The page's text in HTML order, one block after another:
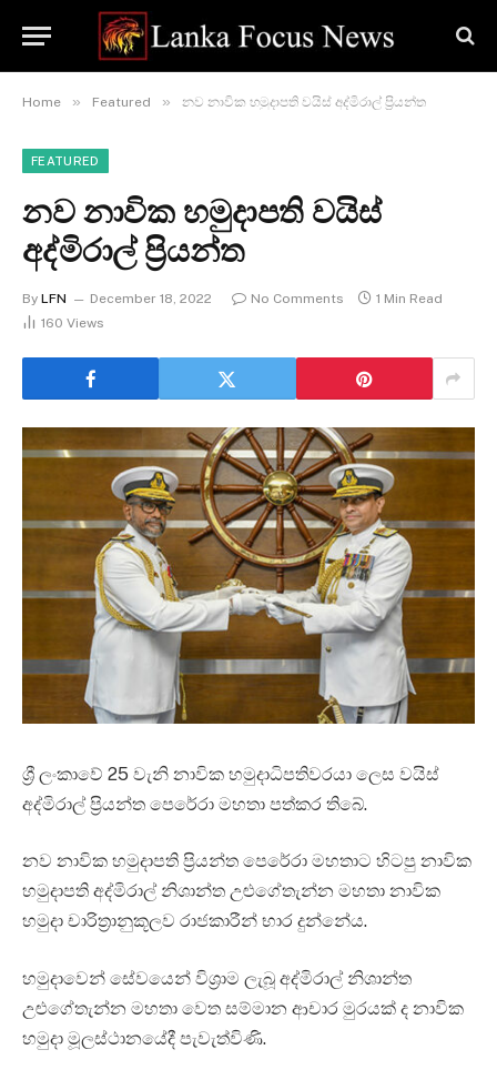
Home » Featured » නව නාවික හමුදාපති වයිස් අද්මිරාල් ප්‍රියන්ත
FEATURED
නව නාවික හමුදාපති වයිස්
අද්මිරාල් ප්‍රියන්ත
By LFN December 18, 2022 No Comments
1 Min Read
160 Views
ශ්‍රී ලංකාවේ 25 වැනි නාවික හමුදාධිපතිවරයා ලෙස වයිස්
අද්මිරාල් ප්‍රියන්ත පෙරේරා මහතා පත්කර තිබේ.
නව නාවික හමුදාපති ප්‍රියන්ත පෙරේරා මහතාට හිටපු නාවික
හමුදාපති අද්මිරාල් නිශාන්ත උළුගේතැන්න මහතා නාවික
හමුදා චාරිත්‍රානුකූලව රාජකාරීන් භාර දුන්නේය.
හමුදාවෙන් සේවයෙන් විශ්‍රාම ලැබූ අද්මිරාල් නිශාන්ත
උළුගේතැන්න මහතා වෙත සම්මාන ආචාර මුරයක් ද නාවික
හමුදා මූලස්ථානයේදී පැවැත්විණි.